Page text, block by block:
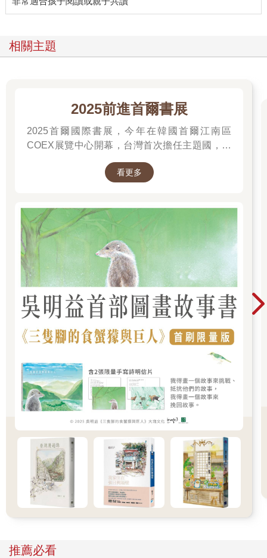
相關主題
2025前進首爾書展
2025首爾國際書展，今年在韓國首爾江南區
COEX展覽中心開幕，台灣首次擔任主題國，有
他們的作品，並共享參展喜悅。
看更多
推薦必看